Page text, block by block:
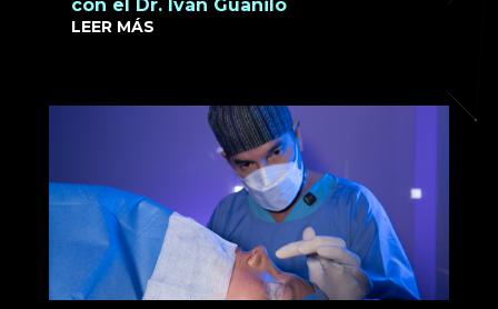
con el Dr. Iván Guanilo
LEER MÁS